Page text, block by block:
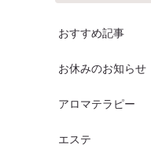
おすすめ記事
お休みのお知らせ
アロマテラピー
エステ